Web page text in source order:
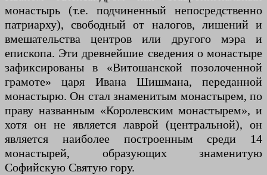
монастырь (т.е. подчиненный непосредственно
патриарху), свободный от налогов, лишений и
вмешательства центров или другого мэра и
епископа. Эти древнейшие сведения о монастыре
зафиксированы в «Витошанской позолоченной
грамоте» царя Ивана Шишмана, переданной
монастырю. Он стал знаменитым монастырем, по
праву названным «Королевским монастырем», и
хотя он не является лаврой (центральной), он
является наиболее построенным среди 14
монастырей, образующих знаменитую
Софийскую Святую гору.